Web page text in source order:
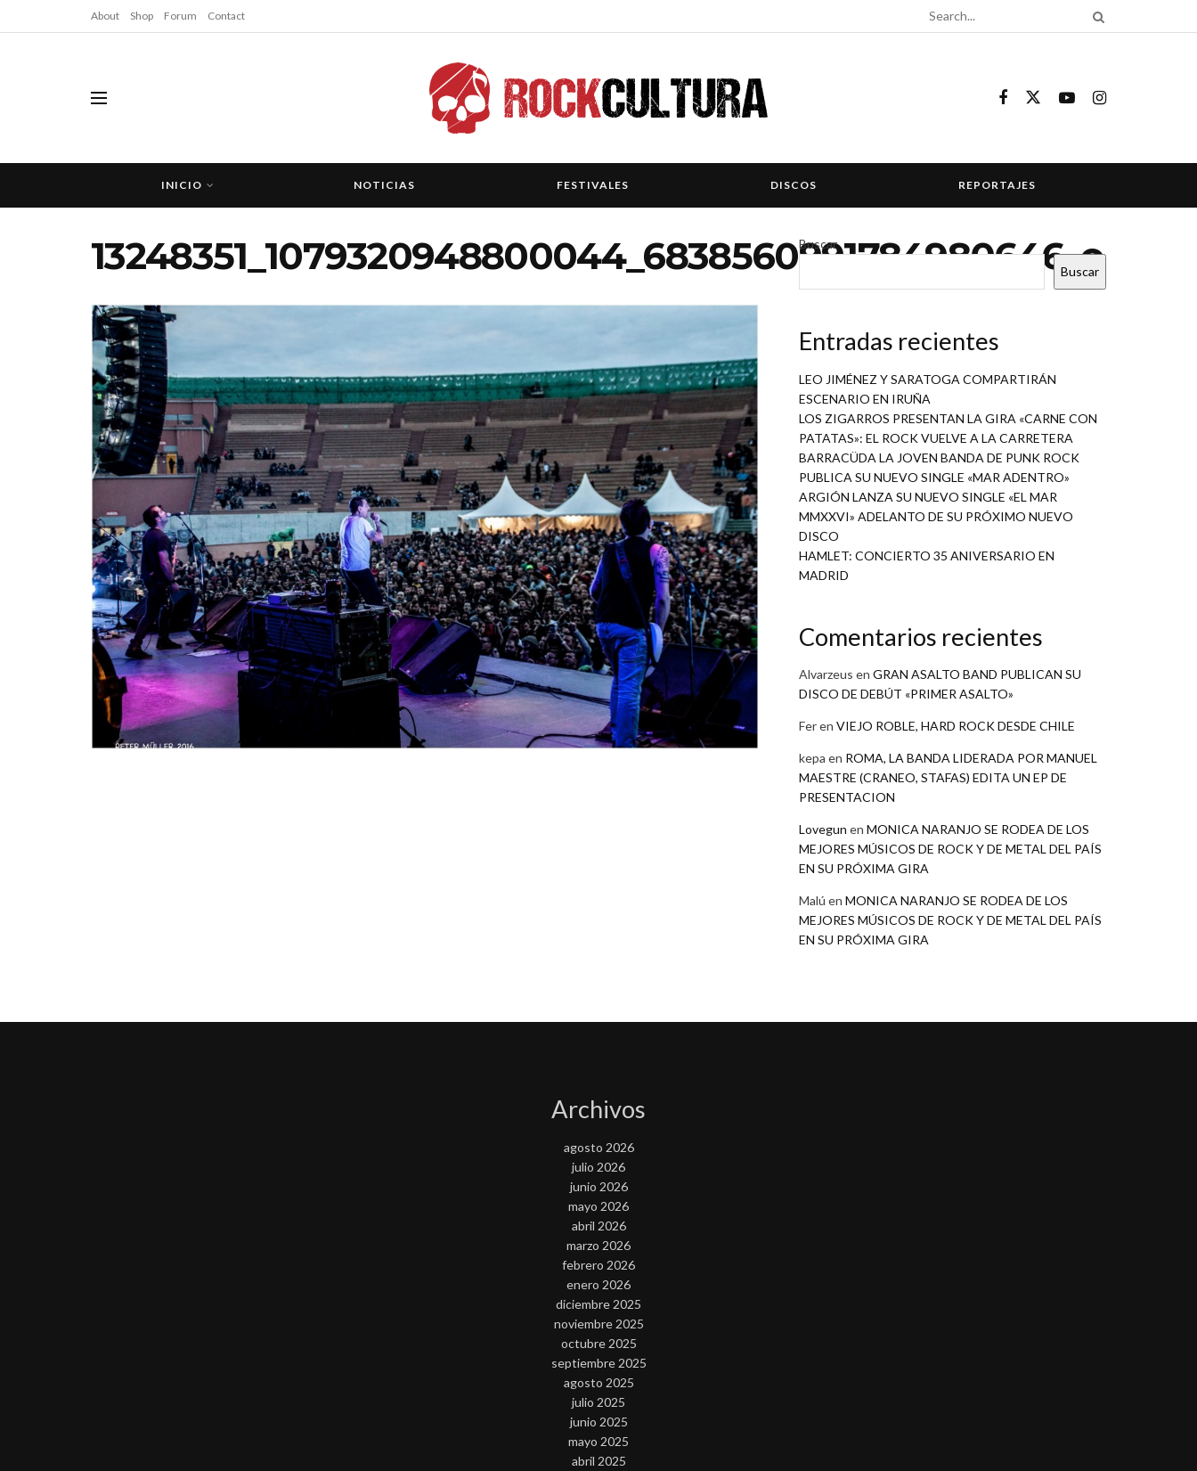
About Shop Forum Contact
INICIO NOTICIAS FESTIVALES DISCOS REPORTAJES
13248351_1079320948800044_6838560991784980646_o
Buscar
Buscar
Entradas recientes
LEO JIMÉNEZ Y SARATOGA COMPARTIRÁN
ESCENARIO EN IRUÑA
LOS ZIGARROS PRESENTAN LA GIRA «CARNE CON
PATATAS»: EL ROCK VUELVE A LA CARRETERA
BARRACÜDA LA JOVEN BANDA DE PUNK ROCK
PUBLICA SU NUEVO SINGLE «MAR ADENTRO»
ARGIÓN LANZA SU NUEVO SINGLE «EL MAR
MMXXVI» ADELANTO DE SU PRÓXIMO NUEVO
DISCO
HAMLET: CONCIERTO 35 ANIVERSARIO EN
MADRID
Comentarios recientes
Alvarzeus en GRAN ASALTO BAND PUBLICAN SU
DISCO DE DEBÚT «PRIMER ASALTO»
Feren VIEJO ROBLE, HARD ROCK DESDE CHILE
kepa en ROMA, LA BANDA LIDERADA POR MANUEL
MAESTRE (CRANEO, STAFAS) EDITA UN EP DE
PRESENTACION
Lovegun en MONICA NARANJO SE RODEA DE LOS
MEJORES MÚSICOS DE ROCK Y DE METAL DEL PAÍS
EN SU PRÓXIMA GIRA
Malú en MONICA NARANJO SE RODEA DE LOS
MEJORES MÚSICOS DE ROCK Y DE METAL DEL PAÍS
EN SU PRÓXIMA GIRA
Archivos
agosto 2026
julio 2026
junio 2026
mayo 2026
abril 2026
marzo 2026
febrero 2026
enero 2026
diciembre 2025
noviembre 2025
octubre 2025
septiembre 2025
agosto 2025
julio 2025
junio 2025
mayo 2025
abril 2025